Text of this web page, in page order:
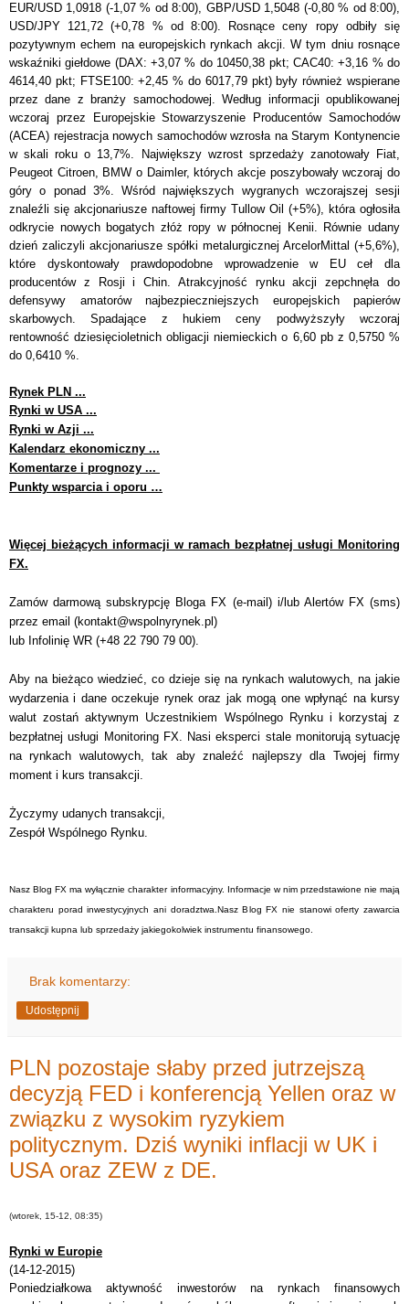
EUR/USD 1,0918 (-1,07 % od 8:00), GBP/USD 1,5048 (-0,80 % od 8:00),
USD/JPY 121,72 (+0,78 % od 8:00). Rosnące ceny ropy odbiły się
pozytywnym echem na europejskich rynkach akcji. W tym dniu rosnące
wskaźniki giełdowe (DAX: +3,07 % do 10450,38 pkt; CAC40: +3,16 % do
4614,40 pkt; FTSE100: +2,45 % do 6017,79 pkt) były również wspierane
przez dane z branży samochodowej. Według informacji opublikowanej
wczoraj przez Europejskie Stowarzyszenie Producentów Samochodów
(ACEA) rejestracja nowych samochodów wzrosła na Starym Kontynencie
w skali roku o 13,7%. Największy wzrost sprzedaży zanotowały Fiat,
Peugeot Citroen, BMW o Daimler, których akcje poszybowały wczoraj do
góry o ponad 3%. Wśród największych wygranych wczorajszej sesji
znaleźli się akcjonariusze naftowej firmy Tullow Oil (+5%), która ogłosiła
odkrycie nowych bogatych złóż ropy w północnej Kenii. Równie udany
dzień zaliczyli akcjonariusze spółki metalurgicznej ArcelorMittal (+5,6%),
które dyskontowały prawdopodobne wprowadzenie w EU ceł dla
producentów z Rosji i Chin. Atrakcyjność rynku akcji zepchnęła do
defensywy amatorów najbezpieczniejszych europejskich papierów
skarbowych. Spadające z hukiem ceny podwyższyły wczoraj
rentowność dziesięcioletnich obligacji niemieckich o 6,60 pb z 0,5750 %
do 0,6410 %.
Rynek PLN ...
Rynki w USA ...
Rynki w Azji ...
Kalendarz ekonomiczny ...
Komentarze i prognozy ...
Punkty wsparcia i oporu …
Więcej bieżących informacji w ramach bezpłatnej usługi Monitoring
FX.
Zamów darmową subskrypcję Bloga FX (e-mail) i/lub Alertów FX (sms)
przez email (kontakt@wspolnyrynek.pl )
lub Infolinię WR (+48 22 790 79 00).
Aby na bieżąco wiedzieć, co dzieje się na rynkach walutowych, na jakie
wydarzenia i dane oczekuje rynek oraz jak mogą one wpłynąć na kursy
walut zostań aktywnym Uczestnikiem Wspólnego Rynku i korzystaj z
bezpłatnej usługi Monitoring FX. Nasi eksperci stale monitorują sytuację
na rynkach walutowych, tak aby znaleźć najlepszy dla Twojej firmy
moment i kurs transakcji.
Życzymy udanych transakcji,
Zespół Wspólnego Rynku.
Nasz Blog FX ma wyłącznie charakter informacyjny. Informacje w nim przedstawione nie mają
charakteru porad inwestycyjnych ani doradztwa.Nasz Blog FX nie stanowi oferty zawarcia
transakcji kupna lub sprzedaży jakiegokolwiek instrumentu finansowego.
Brak komentarzy:
Udostępnij
PLN pozostaje słaby przed jutrzejszą
decyzją FED i konferencją Yellen oraz w
związku z wysokim ryzykiem
politycznym. Dziś wyniki inflacji w UK i
USA oraz ZEW z DE.
(wtorek, 15-12, 08:35)
Rynki w Europie
(14-12-2015)
Poniedziałkowa aktywność inwestorów na rynkach finansowych